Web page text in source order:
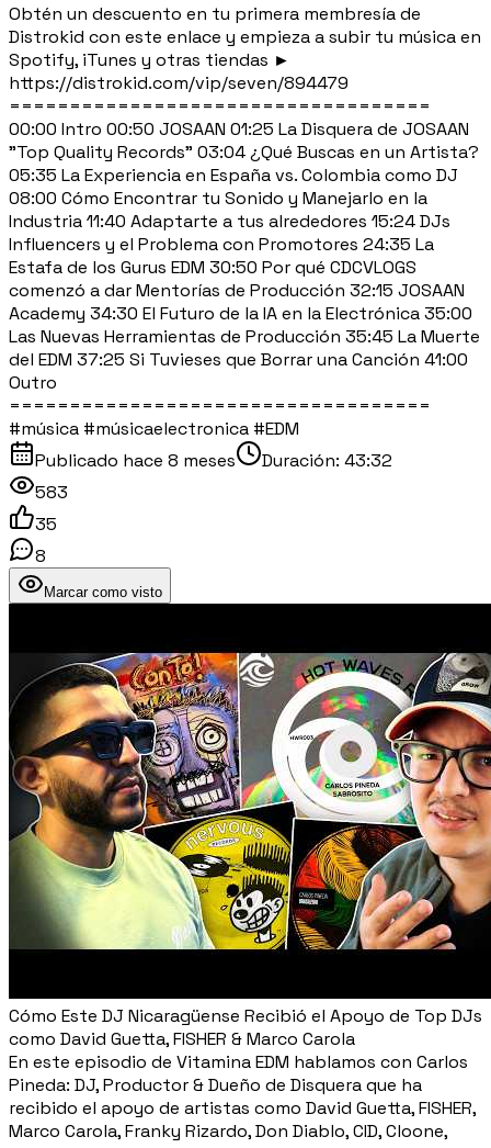
Obtén un descuento en tu primera membresía de
Distrokid con este enlace y empieza a subir tu música en
Spotify, iTunes y otras tiendas ►
https://distrokid.com/vip/seven/894479
===================================
00:00 Intro 00:50 JOSAAN 01:25 La Disquera de JOSAAN
"Top Quality Records" 03:04 ¿Qué Buscas en un Artista?
05:35 La Experiencia en España vs. Colombia como DJ
08:00 Cómo Encontrar tu Sonido y Manejarlo en la
Industria 11:40 Adaptarte a tus alrededores 15:24 DJs
Influencers y el Problema con Promotores 24:35 La
Estafa de los Gurus EDM 30:50 Por qué CDCVLOGS
comenzó a dar Mentorías de Producción 32:15 JOSAAN
Academy 34:30 El Futuro de la IA en la Electrónica 35:00
Las Nuevas Herramientas de Producción 35:45 La Muerte
del EDM 37:25 Si Tuvieses que Borrar una Canción 41:00
Outro
===================================
#música #músicaelectronica #EDM
Publicado hace 8 meses Duración: 43:32
583
35
8
Marcar como visto
Cómo Este DJ Nicaragüense Recibió el Apoyo de Top DJs
como David Guetta, FISHER & Marco Carola
En este episodio de Vitamina EDM hablamos con Carlos
Pineda: DJ, Productor & Dueño de Disquera que ha
recibido el apoyo de artistas como David Guetta, FISHER,
Marco Carola, Franky Rizardo, Don Diablo, CID, Cloone,